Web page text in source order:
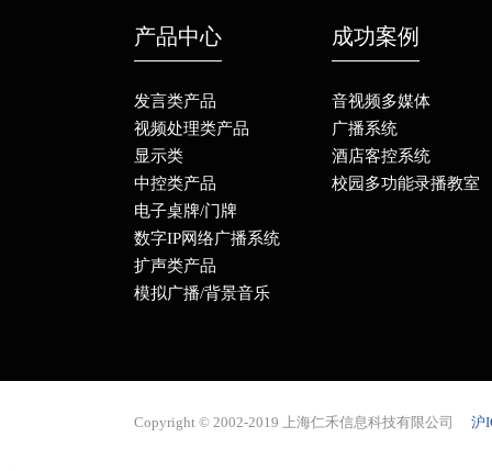
产品中心
发言类产品
视频处理类产品
显示类
中控类产品
电子桌牌/门牌
数字IP网络广播系统
扩声类产品
模拟广播/背景音乐
成功案例
音视频多媒体
广播系统
酒店客控系统
校园多功能录播教室
Copyright © 2002-2019 上海仁禾信息科技有限公司 沪